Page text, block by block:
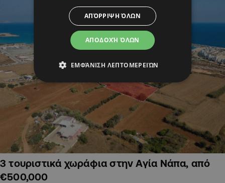
3 τουριστικά χωράφια στην Αγία Νάπα, από
€500,000
ΑΠΟΔΟΧΉ ΌΛΩΝ
ΑΠΌΡΡΙΨΗ ΌΛΩΝ
ΕΜΦΆΝΙΣΗ ΛΕΠΤΟΜΕΡΕΙΏΝ